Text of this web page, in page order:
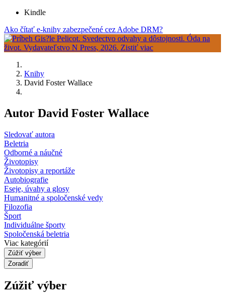
Kindle
Ako čítať e-knihy zabezpečené cez Adobe DRM?
Knihy
David Foster Wallace
Autor David Foster Wallace
Sledovať autora
Beletria
Odborné a náučné
Životopisy
Životopisy a reportáže
Autobiografie
Eseje, úvahy a glosy
Humanitné a spoločenské vedy
Filozofia
Šport
Individuálne športy
Spoločenská beletria
Viac kategórií
Zúžiť výber
Zoradiť
Zúžiť výber